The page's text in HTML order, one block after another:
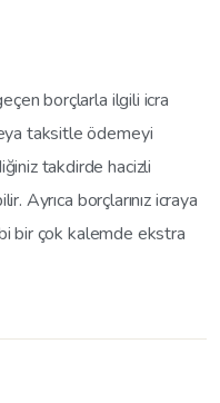
borçlarla ilgili icra
taksitle ödemeyi
takdirde hacizli
Ayrıca borçlarınız icraya
bir çok kalemde ekstra